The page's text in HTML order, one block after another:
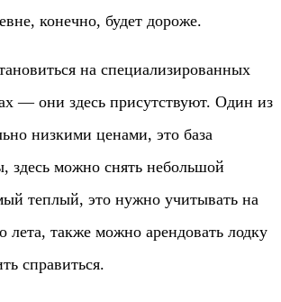
конечно, будет дороже.
на специализированных
— они здесь присутствуют. Один из
низкими ценами, это база
здесь можно снять небольшой
теплый, это нужно учитывать на
лета, также можно арендовать лодку
справиться.